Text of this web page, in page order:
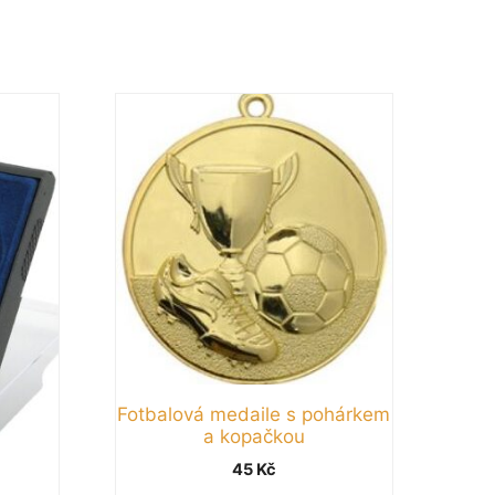
Fotbalová medaile s pohárkem
a kopačkou
45 Kč
produkt
více
variant.
Možnosti
lze
vybrat
stránce